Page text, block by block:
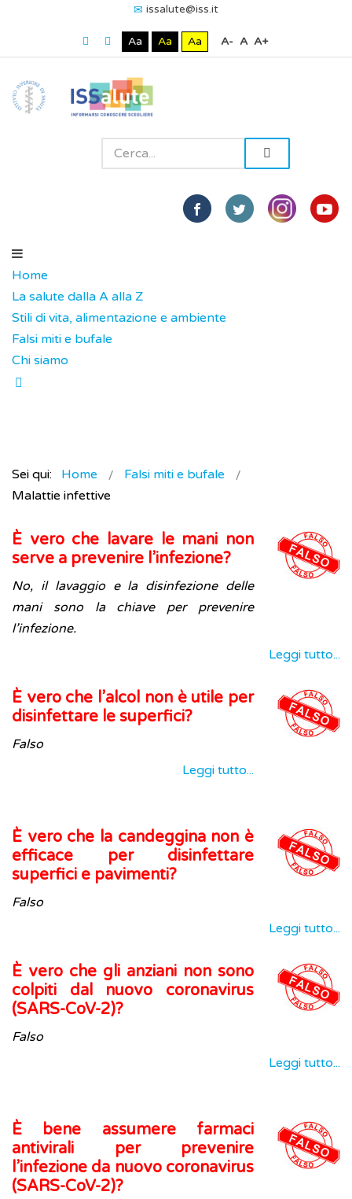
issalute@iss.it
Aa Aa Aa A- A A+
Home
La salute dalla A alla Z
Stili di vita, alimentazione e ambiente
Falsi miti e bufale
Chi siamo
Sei qui: Home
Falsi miti e bufale
Malattie infettive
È vero che lavare le mani non
serve a prevenire l’infezione?
No, il lavaggio e la disinfezione delle
mani sono la chiave per prevenire
l’infezione.
Leggi tutto...
È vero che l’alcol non è utile per
disinfettare le superfici?
Falso
Leggi tutto...
È vero che la candeggina non è
efficace per disinfettare
superfici e pavimenti?
Falso
Leggi tutto...
È vero che gli anziani non sono
colpiti dal nuovo coronavirus
(SARS-CoV-2)?
Falso
Leggi tutto...
È bene assumere farmaci
antivirali per prevenire
l’infezione da nuovo coronavirus
(SARS-CoV-2)?